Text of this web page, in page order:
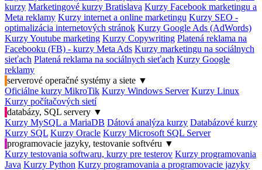
kurzy Marketingové kurzy Bratislava Kurzy Facebook marketingu a
Meta reklamy Kurzy internet a online marketingu Kurzy SEO -
optimalizácia internetových stránok Kurzy Google Ads (AdWords)
Kurzy Youtube marketing Kurzy Copywriting Platená reklama na
Facebooku (FB) - kurzy Meta Ads Kurzy marketingu na sociálnych
sieťach Platená reklama na sociálnych sieťach Kurzy Google
reklamy
serverové operačné systémy a siete ▼
Oficiálne kurzy MikroTik Kurzy Windows Server Kurzy Linux
Kurzy počítačových sietí
databázy, SQL servery ▼
Kurzy MySQL a MariaDB Dátová analýza kurzy Databázové kurzy
Kurzy SQL Kurzy Oracle Kurzy Microsoft SQL Server
programovacie jazyky, testovanie softvéru ▼
Kurzy testovania softwaru, kurzy pre testerov Kurzy programovania
Java Kurzy Python Kurzy programovania a programovacie jazyky